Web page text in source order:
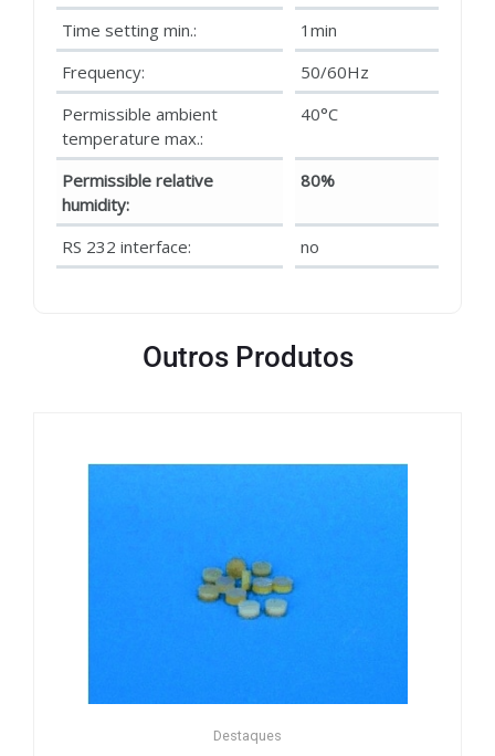
Time setting min.:
1min
Frequency:
50/60Hz
Permissible ambient
temperature max.:
40°C
Permissible relative
humidity:
80%
RS 232 interface: no
Outros Produtos
Destaques